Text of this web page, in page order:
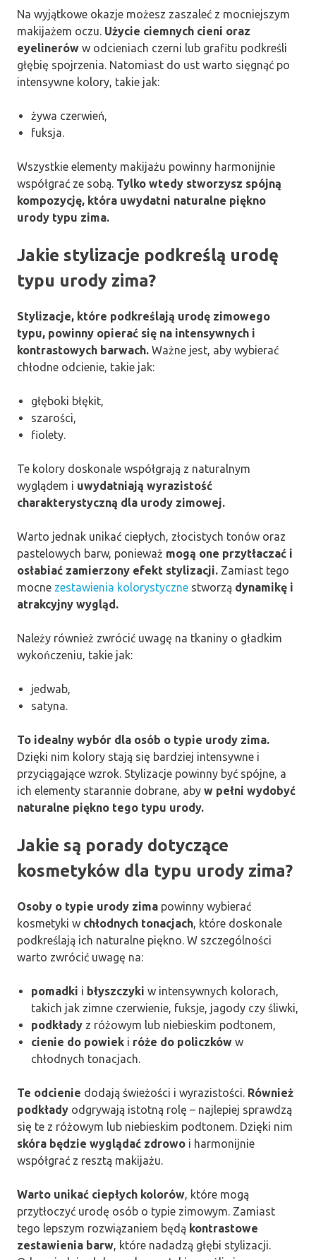
Na wyjątkowe okazje możesz zaszaleć z mocniejszym
makijażem oczu. Użycie ciemnych cieni oraz
eyelinerów w odcieniach czerni lub grafitu podkreśli
głębię spojrzenia. Natomiast do ust warto sięgnąć po
intensywne kolory, takie jak:
żywa czerwień,
fuksja.
Wszystkie elementy makijażu powinny harmonijnie
współgrać ze sobą. Tylko wtedy stworzysz spójną
kompozycję, która uwydatni naturalne piękno
urody typu zima.
Jakie stylizacje podkreślą urodę
typu urody zima?
Stylizacje, które podkreślają urodę zimowego
typu, powinny opierać się na intensywnych i
kontrastowych barwach. Ważne jest, aby wybierać
chłodne odcienie, takie jak:
głęboki błękit,
szarości,
fiolety.
Te kolory doskonale współgrają z naturalnym
wyglądem i uwydatniają wyrazistość
charakterystyczną dla urody zimowej.
Warto jednak unikać ciepłych, złocistych tonów oraz
pastelowych barw, ponieważ mogą one przytłaczać i
osłabiać zamierzony efekt stylizacji. Zamiast tego
mocne zestawienia kolorystyczne stworzą dynamikę i
atrakcyjny wygląd.
Należy również zwrócić uwagę na tkaniny o gładkim
wykończeniu, takie jak:
jedwab,
satyna.
To idealny wybór dla osób o typie urody zima.
Dzięki nim kolory stają się bardziej intensywne i
przyciągające wzrok. Stylizacje powinny być spójne, a
ich elementy starannie dobrane, aby w pełni wydobyć
naturalne piękno tego typu urody.
Jakie są porady dotyczące
kosmetyków dla typu urody zima?
Osoby o typie urody zima powinny wybierać
kosmetyki w chłodnych tonacjach , które doskonale
podkreślają ich naturalne piękno. W szczególności
warto zwrócić uwagę na:
pomadki i błyszczyki w intensywnych kolorach,
takich jak zimne czerwienie, fuksje, jagody czy śliwki,
podkłady z różowym lub niebieskim podtonem,
cienie do powiek i róże do policzków w
chłodnych tonacjach.
Te odcienie dodają świeżości i wyrazistości. Również
podkłady odgrywają istotną rolę – najlepiej sprawdzą
się te z różowym lub niebieskim podtonem. Dzięki nim
skóra będzie wyglądać zdrowo i harmonijnie
współgrać z resztą makijażu.
Warto unikać ciepłych kolorów , które mogą
przytłoczyć urodę osób o typie zimowym. Zamiast
tego lepszym rozwiązaniem będą kontrastowe
zestawienia barw , które nadadzą głębi stylizacji.